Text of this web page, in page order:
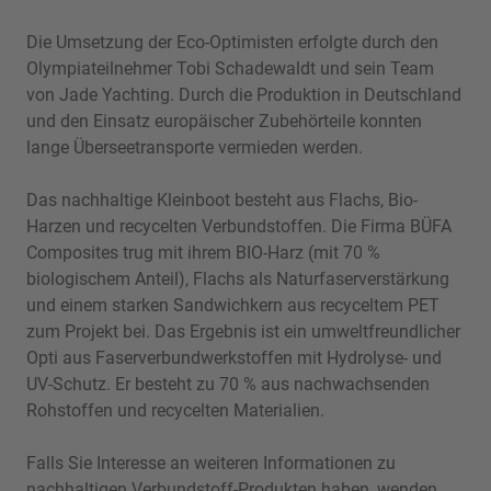
Die Umsetzung der Eco-Optimisten erfolgte durch den
Olympiateilnehmer Tobi Schadewaldt und sein Team
von Jade Yachting. Durch die Produktion in Deutschland
und den Einsatz europäischer Zubehörteile konnten
lange Überseetransporte vermieden werden.
Das nachhaltige Kleinboot besteht aus Flachs, Bio-
Harzen und recycelten Verbundstoffen. Die Firma BÜFA
Composites trug mit ihrem BIO-Harz (mit 70 %
biologischem Anteil), Flachs als Naturfaserverstärkung
und einem starken Sandwichkern aus recyceltem PET
zum Projekt bei. Das Ergebnis ist ein umweltfreundlicher
Opti aus Faserverbundwerkstoffen mit Hydrolyse- und
UV-Schutz. Er besteht zu 70 % aus nachwachsenden
Rohstoffen und recycelten Materialien.
Falls Sie Interesse an weiteren Informationen zu